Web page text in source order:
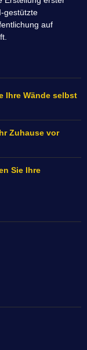
gestützte
auf
Ihre Wände selbst
Zuhause vor
Sie Ihre